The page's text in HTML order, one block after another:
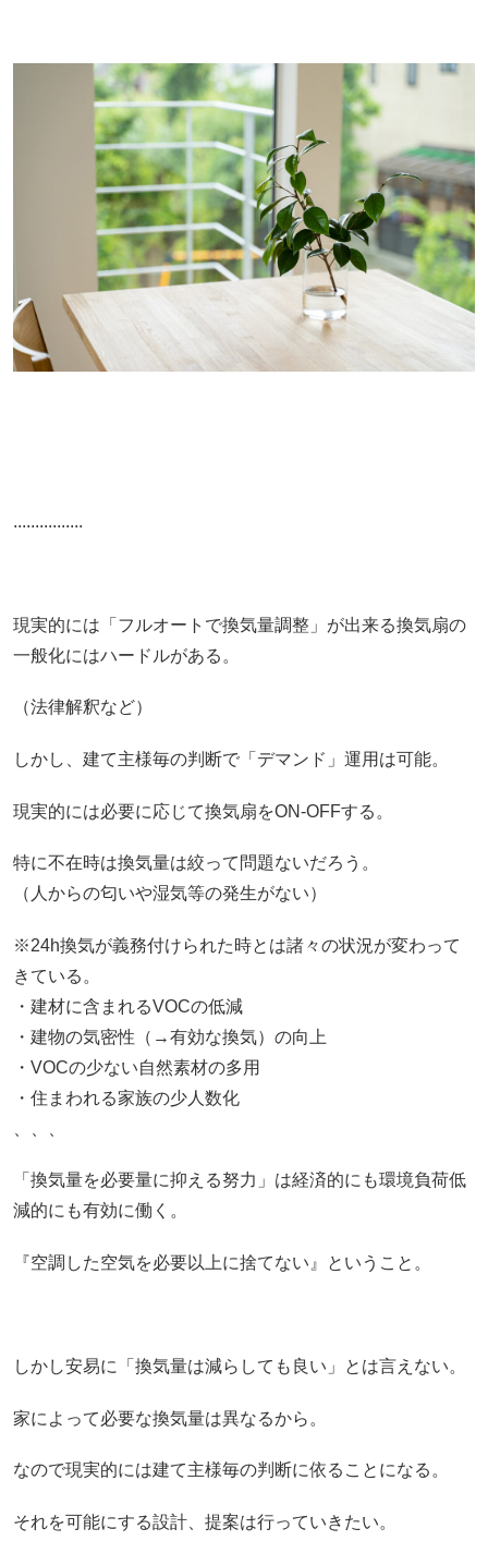
................
現実的には「フルオートで換気量調整」が出来る換気扇の
一般化にはハードルがある。
（法律解釈など）
しかし、建て主様毎の判断で「デマンド」運用は可能。
現実的には必要に応じて換気扇をON-OFFする。
特に不在時は換気量は絞って問題ないだろう。
（人からの匂いや湿気等の発生がない）
※24h換気が義務付けられた時とは諸々の状況が変わって
きている。
・建材に含まれるVOCの低減
・建物の気密性（→有効な換気）の向上
・VOCの少ない自然素材の多用
・住まわれる家族の少人数化
「換気量を必要量に抑える努力」は経済的にも環境負荷低
減的にも有効に働く。
『空調した空気を必要以上に捨てない』ということ。
しかし安易に「換気量は減らしても良い」とは言えない。
家によって必要な換気量は異なるから。
なので現実的には建て主様毎の判断に依ることになる。
それを可能にする設計、提案は行っていきたい。